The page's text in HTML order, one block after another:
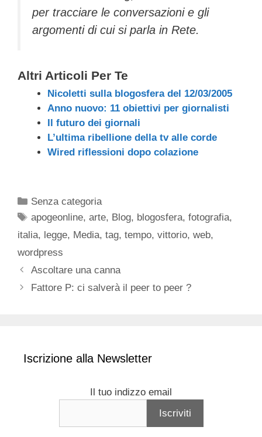
per tracciare le conversazioni e gli
argomenti di cui si parla in Rete.
Altri Articoli Per Te
Nicoletti sulla blogosfera del 12/03/2005
Anno nuovo: 11 obiettivi per giornalisti
Il futuro dei giornali
L’ultima ribellione della tv alle corde
Wired riflessioni dopo colazione
Categorie
Senza categoria
Tag
apogeonline,arte, Blog, blogosfera,fotografia,
italia, legge, Media, tag, tempo, vittorio, web,
wordpress
Ascoltare una canna
Fattore P: ci salverà il peer to peer ?
Iscrizione alla Newsletter
Il tuo indizzo email